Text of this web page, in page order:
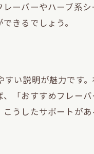
ーバーやハーブ系
きるでしょう。
い説明が魅力です
「おすすめフレー
うしたサポートが